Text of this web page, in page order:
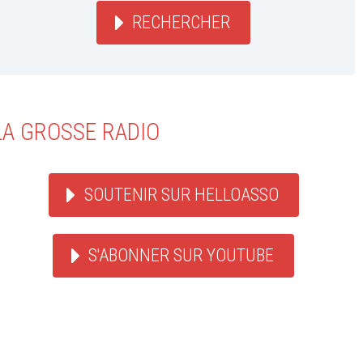
RECHERCHER
GROSSE RADIO
SOUTENIR SUR HELLOASSO
S'ABONNER SUR YOUTUBE